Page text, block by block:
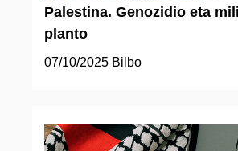
Palestina. Genozidio eta
planto
07/10/2025 Bilbo